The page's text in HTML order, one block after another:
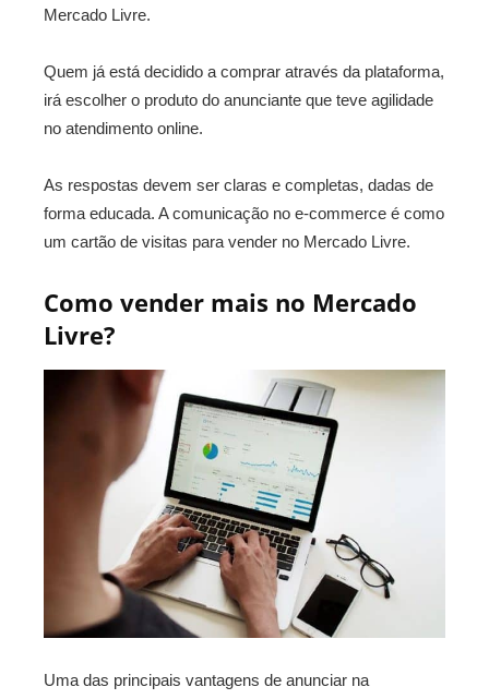
Mercado Livre.
Quem já está decidido a comprar através da plataforma,
irá escolher o produto do anunciante que teve agilidade
no atendimento online.
As respostas devem ser claras e completas, dadas de
forma educada. A comunicação no e-commerce é como
um cartão de visitas para vender no Mercado Livre.
Como vender mais no Mercado
Livre?
Uma das principais vantagens de anunciar na